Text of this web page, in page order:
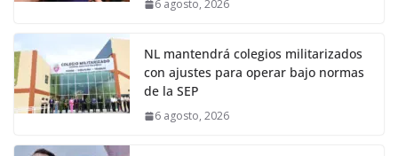
6 agosto, 2026
NL mantendrá colegios militarizados
con ajustes para operar bajo normas
de la SEP
6 agosto, 2026